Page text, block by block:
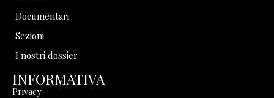
Documentari
Sezioni
I nostri dossier
INFORMATIVA
Privacy